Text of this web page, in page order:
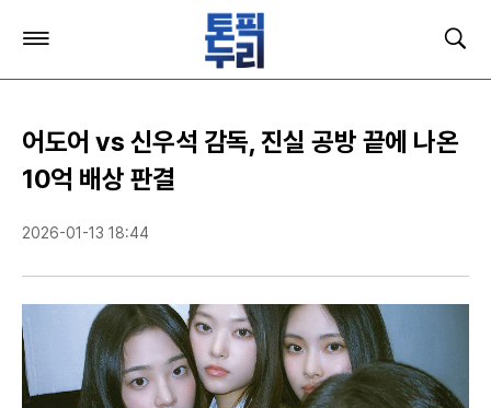
검
주
스
메
뉴
펼
기
어도어 vs 신우석 감독, 진실 공방 끝에 나온
10억 배상 판결
2026-01-13 18:44